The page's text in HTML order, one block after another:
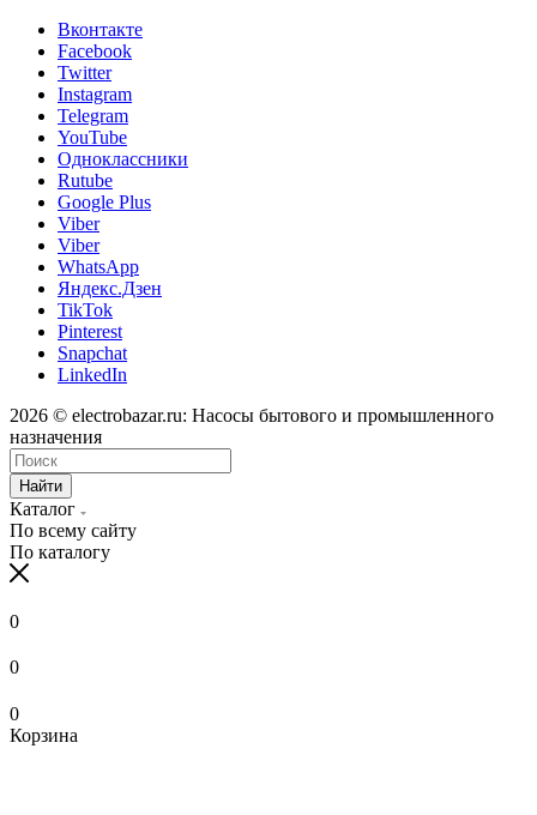
Вконтакте
Facebook
Twitter
Instagram
Telegram
YouTube
Одноклассники
Rutube
Google Plus
Viber
Viber
WhatsApp
Яндекс.Дзен
TikTok
Pinterest
Snapchat
LinkedIn
2026 © electrobazar.ru: Насосы бытового и промышленного
назначения
Найти
Каталог
По всему сайту
По каталогу
0
0
0
Корзина